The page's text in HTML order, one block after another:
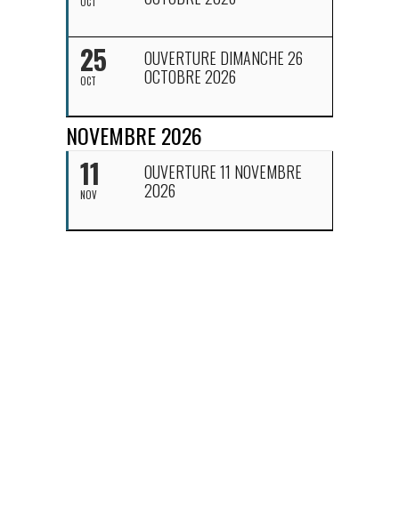
25
OCT
OUVERTURE DIMANCHE 26
OCTOBRE 2026
NOVEMBRE 2026
11
NOV
OUVERTURE 11 NOVEMBRE
2026